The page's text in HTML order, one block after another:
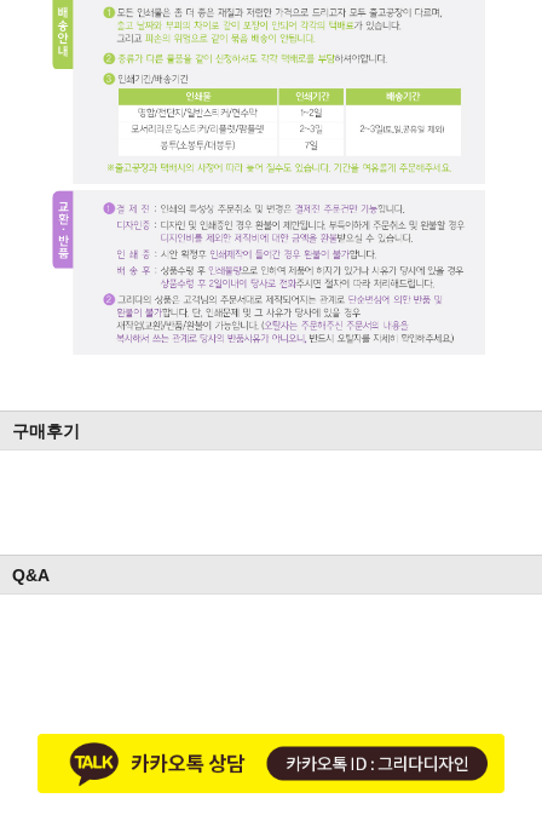
구매후기
Q&A